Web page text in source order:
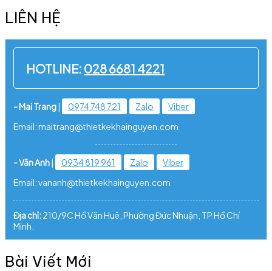
LIÊN HỆ
HOTLINE: 028 6681 4221
- Mai Trang| 0974 748 721 Zalo
Viber
Email: maitrang@thietkekhainguyen.com
- Vân Anh| 0934 819 961 Zalo
Viber
Email: vananh@thietkekhainguyen.com
Địa chỉ:210/9C Hồ Văn Huê, Phường Đức Nhuận, TP Hồ Chí
Minh.
Bài Viết Mới